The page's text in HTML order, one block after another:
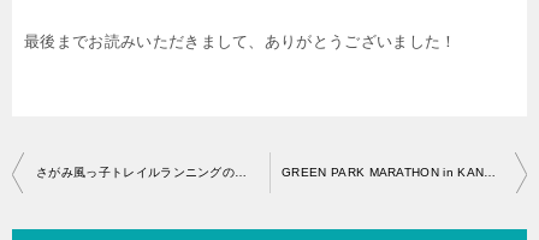
最後までお読みいただきまして、ありがとうございました！
投
稿
ナ
さがみ風っ子トレイルランニングのエントリー開始はいつから？ GREEN PARK MARATHON in KANAGAWAのエントリー開始はいつから？